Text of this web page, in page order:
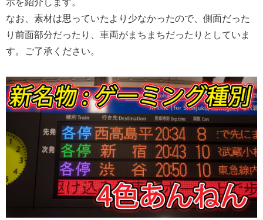
示を紹介します。
なお、素材は思っていたより少なかったので、側面だった
り前面部分だったり、車両がまちまちだったりとしていま
す。ご了承ください。